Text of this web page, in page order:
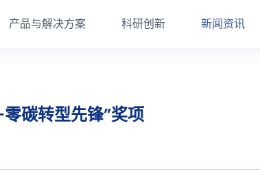
产品与解决方案 科研创新 新闻资讯
碳转型先锋”奖项